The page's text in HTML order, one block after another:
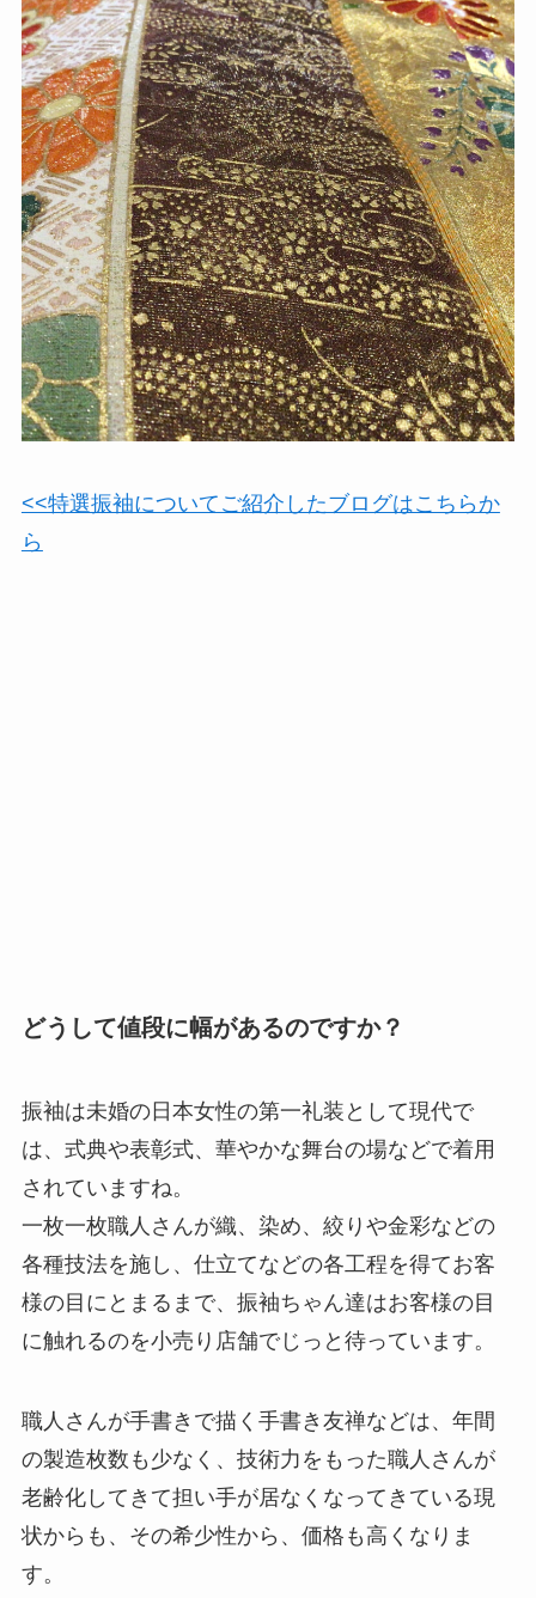
<<特選振袖についてご紹介したブログはこちらか
ら
どうして値段に幅があるのですか？
振袖は未婚の日本女性の第一礼装として現代で
は、式典や表彰式、華やかな舞台の場などで着用
されていますね。
一枚一枚職人さんが織、染め、絞りや金彩などの
各種技法を施し、仕立てなどの各工程を得てお客
様の目にとまるまで、振袖ちゃん達はお客様の目
に触れるのを小売り店舗でじっと待っています。
職人さんが手書きで描く手書き友禅などは、年間
の製造枚数も少なく、技術力をもった職人さんが
老齢化してきて担い手が居なくなってきている現
状からも、その希少性から、価格も高くなりま
す。